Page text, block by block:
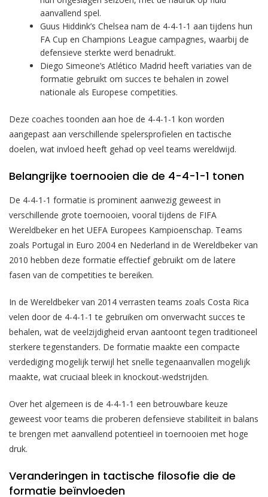
aanvallend spel.
Guus Hiddink’s Chelsea nam de 4-4-1-1 aan tijdens hun
FA Cup en Champions League campagnes, waarbij de
defensieve sterkte werd benadrukt.
Diego Simeone’s Atlético Madrid heeft variaties van de
formatie gebruikt om succes te behalen in zowel
nationale als Europese competities.
Deze coaches toonden aan hoe de 4-4-1-1 kon worden
aangepast aan verschillende spelersprofielen en tactische
doelen, wat invloed heeft gehad op veel teams wereldwijd.
Belangrijke toernooien die de 4-4-1-1 tonen
De 4-4-1-1 formatie is prominent aanwezig geweest in
verschillende grote toernooien, vooral tijdens de FIFA
Wereldbeker en het UEFA Europees Kampioenschap. Teams
zoals Portugal in Euro 2004 en Nederland in de Wereldbeker van
2010 hebben deze formatie effectief gebruikt om de latere
fasen van de competities te bereiken.
In de Wereldbeker van 2014 verrasten teams zoals Costa Rica
velen door de 4-4-1-1 te gebruiken om onverwacht succes te
behalen, wat de veelzijdigheid ervan aantoont tegen traditioneel
sterkere tegenstanders. De formatie maakte een compacte
verdediging mogelijk terwijl het snelle tegenaanvallen mogelijk
maakte, wat cruciaal bleek in knockout-wedstrijden.
Over het algemeen is de 4-4-1-1 een betrouwbare keuze
geweest voor teams die proberen defensieve stabiliteit in balans
te brengen met aanvallend potentieel in toernooien met hoge
druk.
Veranderingen in tactische filosofie die de
formatie beïnvloeden